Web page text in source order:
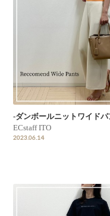
-ダンボールニットワイドパ
ECstaff ITO
2023.06.14